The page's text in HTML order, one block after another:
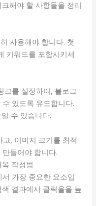
해야 할 사항들을 정리
사용해야 합니다. 첫
키워드를 포함시키세
크를 설정하여, 블로그
있도록 유도합니다.
수 있습니다.
, 이미지 크기를 최적
들어야 합니다.
작성법
가장 중요한 요소입
결과에서 클릭율을 높